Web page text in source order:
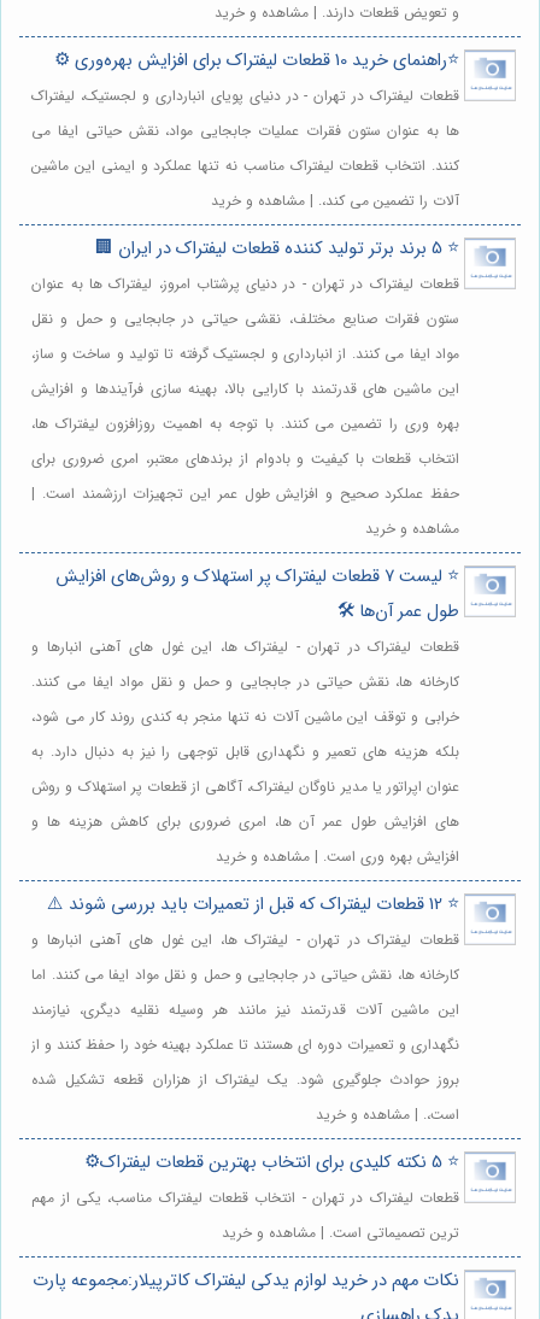
و تعویض قطعات دارند. | مشاهده و خرید
⭐️راهنمای خرید 10 قطعات لیفتراک برای افزایش بهره‌وری ⚙️
قطعات لیفتراک در تهران - در دنیای پویای انبارداری و لجستیک، لیفتراک
ها به عنوان ستون فقرات عملیات جابجایی مواد، نقش حیاتی ایفا می
کنند. انتخاب قطعات لیفتراک مناسب نه تنها عملکرد و ایمنی این ماشین
آلات را تضمین می کند،. | مشاهده و خرید
⭐️ 5 برند برتر تولید کننده قطعات لیفتراک در ایران 🏢
قطعات لیفتراک در تهران - در دنیای پرشتاب امروز، لیفتراک ها به عنوان
ستون فقرات صنایع مختلف، نقشی حیاتی در جابجایی و حمل و نقل
مواد ایفا می کنند. از انبارداری و لجستیک گرفته تا تولید و ساخت و ساز،
این ماشین های قدرتمند با کارایی بالا، بهینه سازی فرآیندها و افزایش
بهره وری را تضمین می کنند. با توجه به اهمیت روزافزون لیفتراک ها،
انتخاب قطعات با کیفیت و بادوام از برندهای معتبر، امری ضروری برای
حفظ عملکرد صحیح و افزایش طول عمر این تجهیزات ارزشمند است. |
مشاهده و خرید
⭐️ لیست 7 قطعات لیفتراک پر استهلاک و روش‌های افزایش
طول عمر آن‌ها 🛠️
قطعات لیفتراک در تهران - لیفتراک ها، این غول های آهنی انبارها و
کارخانه ها، نقش حیاتی در جابجایی و حمل و نقل مواد ایفا می کنند.
خرابی و توقف این ماشین آلات نه تنها منجر به کندی روند کار می شود،
بلکه هزینه های تعمیر و نگهداری قابل توجهی را نیز به دنبال دارد. به
عنوان اپراتور یا مدیر ناوگان لیفتراک، آگاهی از قطعات پر استهلاک و روش
های افزایش طول عمر آن ها، امری ضروری برای کاهش هزینه ها و
افزایش بهره وری است. | مشاهده و خرید
⭐️ 12 قطعات لیفتراک که قبل از تعمیرات باید بررسی شوند ⚠️
قطعات لیفتراک در تهران - لیفتراک ها، این غول های آهنی انبارها و
کارخانه ها، نقش حیاتی در جابجایی و حمل و نقل مواد ایفا می کنند. اما
این ماشین آلات قدرتمند نیز مانند هر وسیله نقلیه دیگری، نیازمند
نگهداری و تعمیرات دوره ای هستند تا عملکرد بهینه خود را حفظ کنند و از
بروز حوادث جلوگیری شود. یک لیفتراک از هزاران قطعه تشکیل شده
است،. | مشاهده و خرید
⭐️ 5 نکته کلیدی برای انتخاب بهترین قطعات لیفتراک⚙️
قطعات لیفتراک در تهران - انتخاب قطعات لیفتراک مناسب، یکی از مهم
ترین تصمیماتی است. | مشاهده و خرید
نکات مهم در خرید لوازم یدکی لیفتراک کاترپیلار:مجموعه پارت